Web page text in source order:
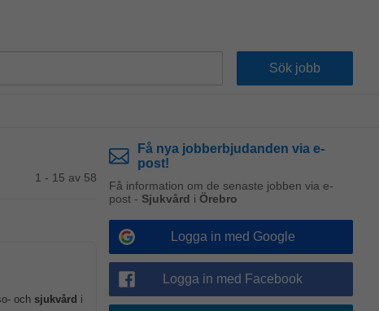
1 - 15 av 58
och sjukvård i
Få nya jobberbjudanden via e-
post!
Få information om de senaste jobben via e-
post - Sjukvård i Örebro
Logga in med Google
Logga in med Facebook